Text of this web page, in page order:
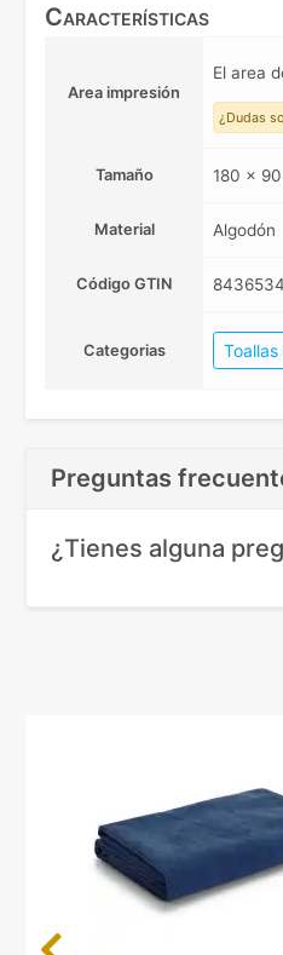
Características
Area impresión
El area
¿Dudas
Tamaño 180 x
Material Algodón
Código GTIN
Categorias
Preguntas
¿Tienes alguna
Previous